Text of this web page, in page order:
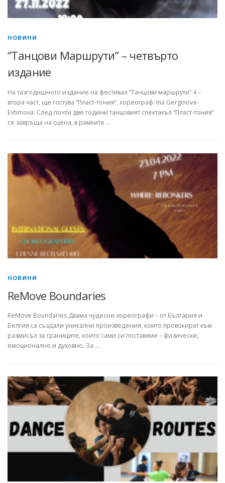
НОВИНИ
“Танцови Маршрути” – четвърто
издание
На тазгодишното издание на фестивал “Танцови маршрути” 4 –
втора част, ще гостува “Пласт-тония”, хореограф: Ina Gerginova-
Evtimova. След почти две години танцовият спектакъл “Пласт-тония”
се завръща на сцена, в рамките …
НОВИНИ
ReMove Boundaries
ReMove Boundaries Двама чудесни хореографи – от България и
Белгия са създали уникални произведения, които провокират към
размисъл за границите, които сами си поставяме – физически,
емоционално и духовно. За …